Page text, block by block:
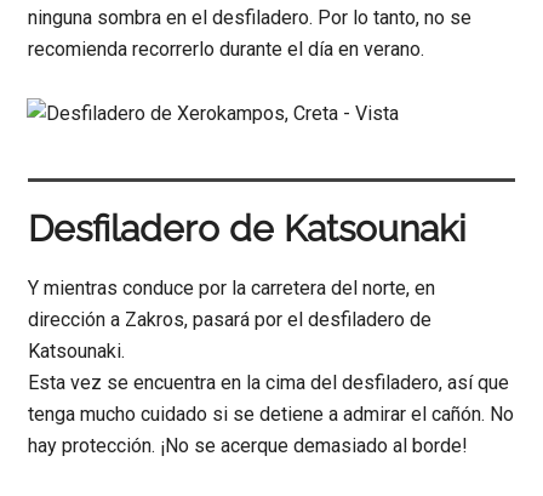
ninguna sombra en el desfiladero. Por lo tanto, no se
recomienda recorrerlo durante el día en verano.
Desfiladero de Katsounaki
Y mientras conduce por la carretera del norte, en
dirección a Zakros, pasará por el desfiladero de
Katsounaki.
Esta vez se encuentra en la cima del desfiladero, así que
tenga mucho cuidado si se detiene a admirar el cañón. No
hay protección. ¡No se acerque demasiado al borde!